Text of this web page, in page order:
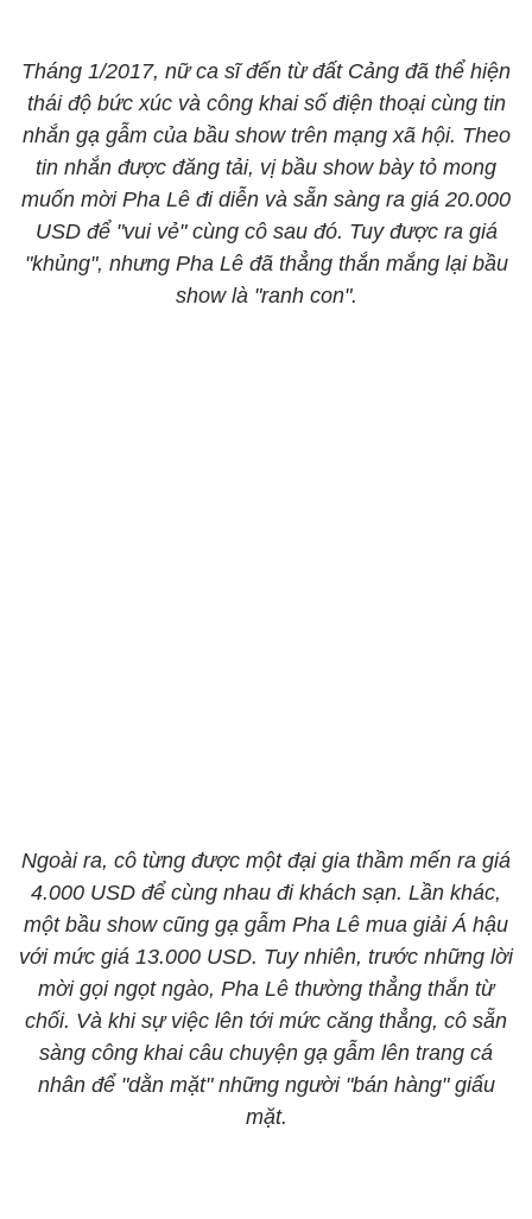
Tháng 1/2017, nữ ca sĩ đến từ đất Cảng đã thể hiện
thái độ bức xúc và công khai số điện thoại cùng tin
nhắn gạ gẫm của bầu show trên mạng xã hội. Theo
tin nhắn được đăng tải, vị bầu show bày tỏ mong
muốn mời Pha Lê đi diễn và sẵn sàng ra giá 20.000
USD để "vui vẻ" cùng cô sau đó. Tuy được ra giá
"khủng", nhưng Pha Lê đã thẳng thắn mắng lại bầu
show là "ranh con".
Ngoài ra, cô từng được một đại gia thầm mến ra giá
4.000 USD để cùng nhau đi khách sạn. Lần khác,
một bầu show cũng gạ gẫm Pha Lê mua giải Á hậu
với mức giá 13.000 USD. Tuy nhiên, trước những lời
mời gọi ngọt ngào, Pha Lê thường thẳng thắn từ
chối. Và khi sự việc lên tới mức căng thẳng, cô sẵn
sàng công khai câu chuyện gạ gẫm lên trang cá
nhân để "dằn mặt" những người "bán hàng" giấu
mặt.